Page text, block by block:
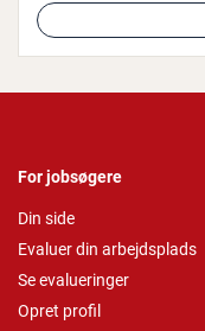
For jobsøgere
Din side
Evaluer din arbejdsplads
Se evalueringer
Opret profil